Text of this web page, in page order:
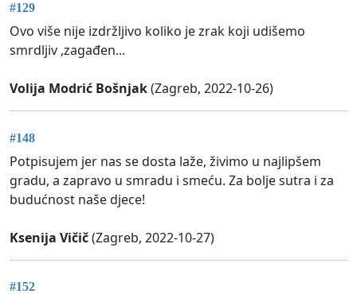
#129
Ovo više nije izdržljivo koliko je zrak koji udišemo
smrdljiv ,zagađen...
Volija Modrić Bošnjak(Zagreb, 2022-10-26)
#148
Potpisujem jer nas se dosta laže, živimo u najlipšem
gradu, a zapravo u smradu i smeću. Za bolje sutra i za
budućnost naše djece!
Ksenija Vičič(Zagreb, 2022-10-27)
#152